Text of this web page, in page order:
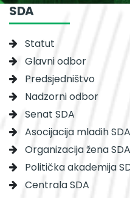
SDA
Statut
Glavni odbor
Predsjedništvo
Nadzorni odbor
Senat SDA
Asocijacija mladih SDA
Organizacija žena SDA
Politička akademija
Centrala SDA